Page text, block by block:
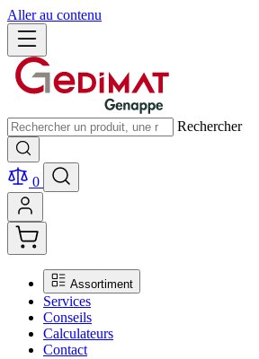
Aller au contenu
Rechercher
0
Assortiment
Services
Conseils
Calculateurs
Contact